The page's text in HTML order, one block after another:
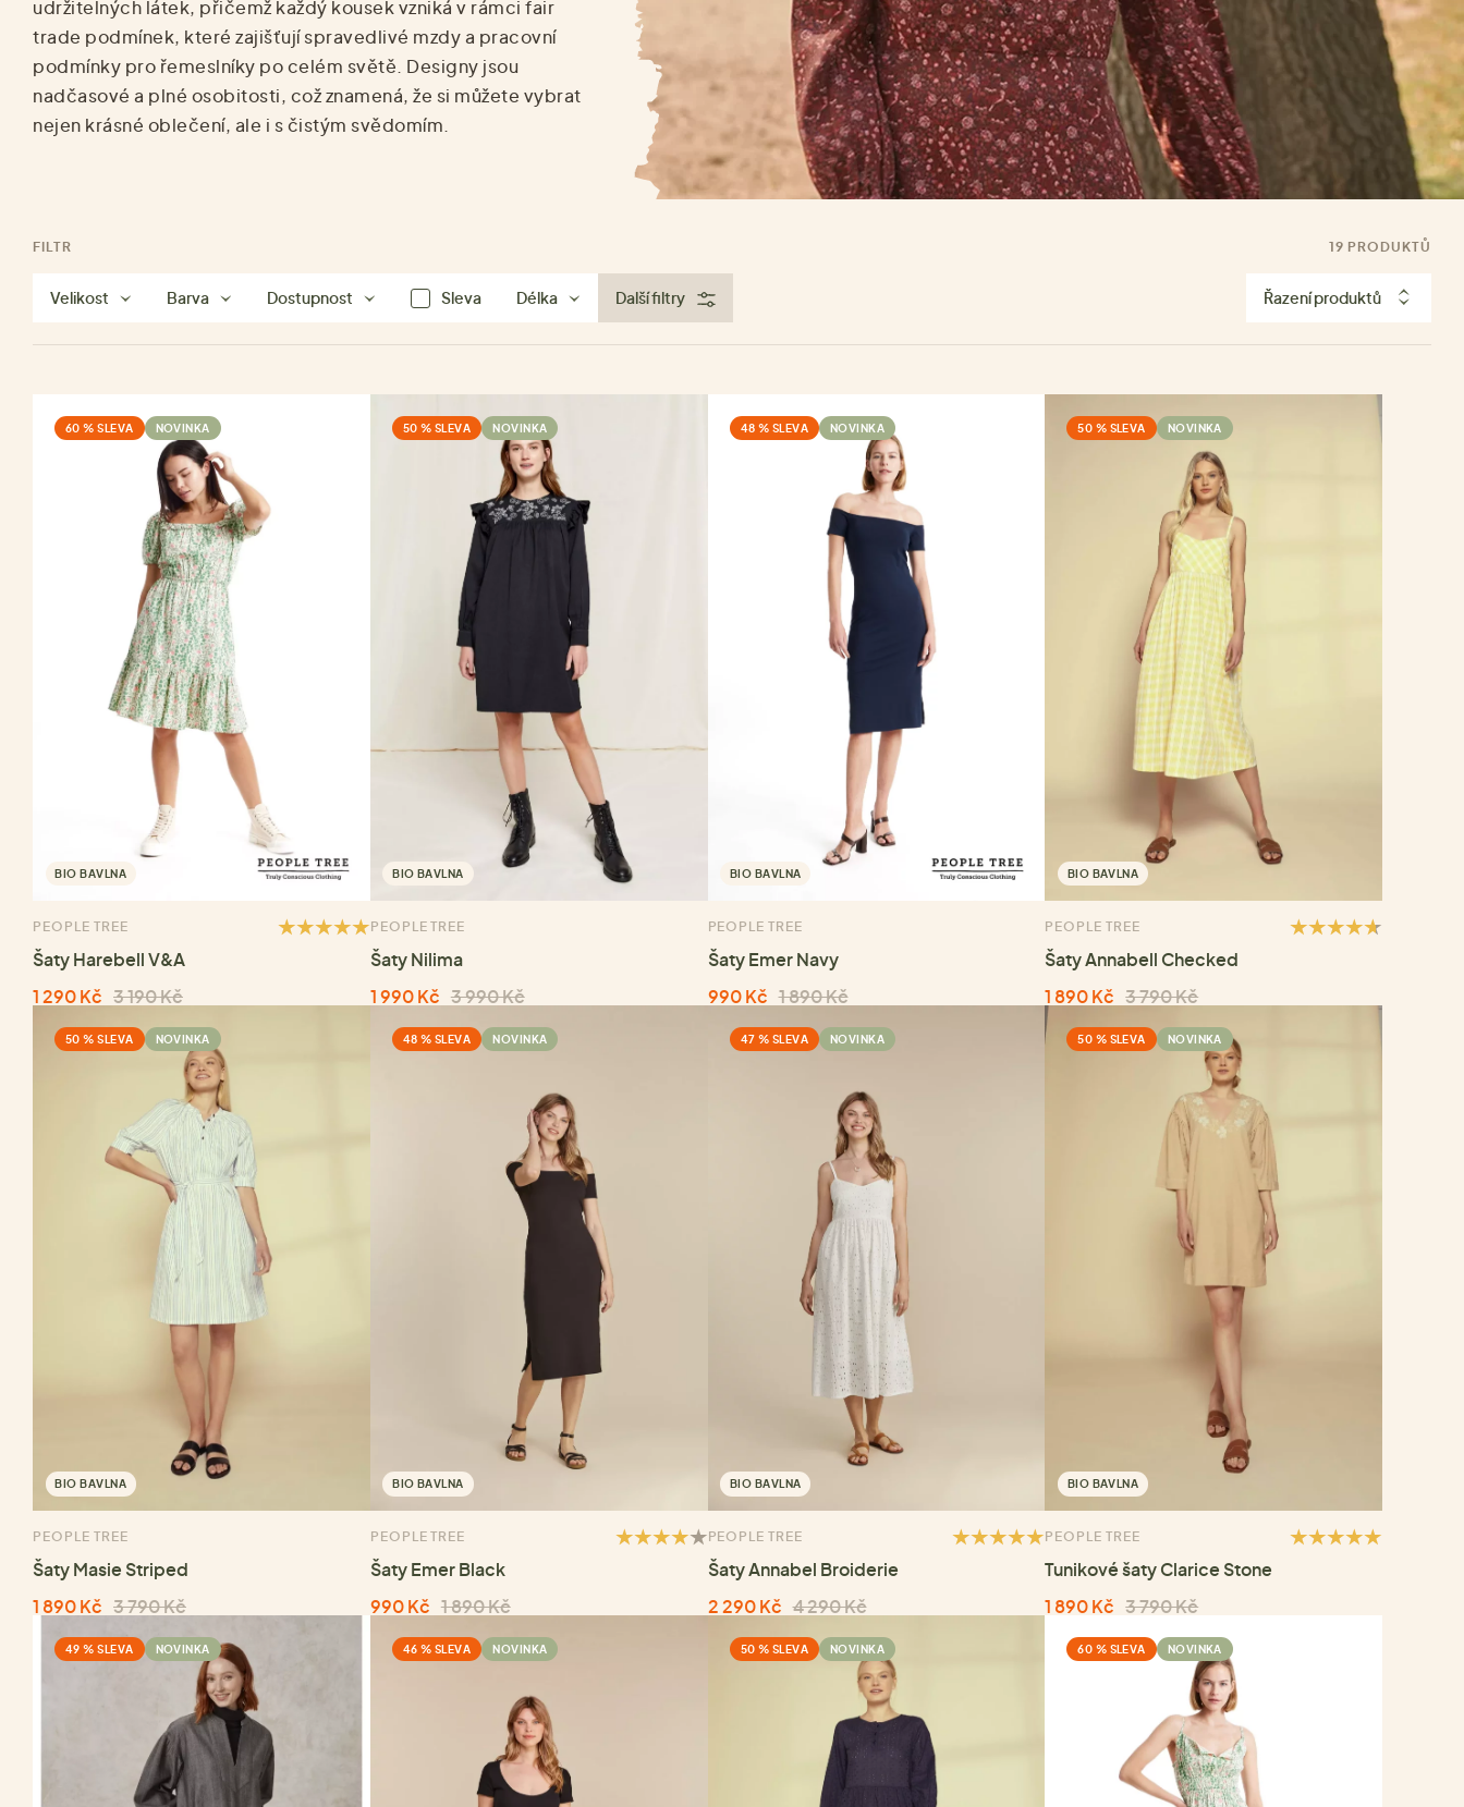
udržitelných látek, přičemž každý kousek vzniká v rámci fair
trade podmínek, které zajišťují spravedlivé mzdy a pracovní
podmínky pro řemeslníky po celém světě. Designy jsou
nadčasové a plné osobitosti, což znamená, že si můžete vybrat
nejen krásné oblečení, ale i s čistým svědomím.
FILTR
Velikost Barva Dostupnost Sleva Délka Další filtry
19 PRODUKTŮ
Řazení produktů
60 % SLEVA NOVINKA
BIO BAVLNA
PEOPLE TREE
Šaty Harebell V&A
1 290 Kč 3 190 Kč
50 % SLEVA NOVINKA
BIO BAVLNA
PEOPLE TREE
Šaty Nilima
1 990 Kč 3 990 Kč
48 % SLEVA NOVINKA
BIO BAVLNA
PEOPLE TREE
Šaty Emer Navy
990 Kč 1 890 Kč
50 % SLEVA NOVINKA
BIO BAVLNA
PEOPLE TREE
Šaty Annabell Checked
1 890 Kč 3 790 Kč
50 % SLEVA NOVINKA
BIO BAVLNA
PEOPLE TREE
Šaty Masie Striped
1 890 Kč 3 790 Kč
48 % SLEVA NOVINKA
BIO BAVLNA
PEOPLE TREE
Šaty Emer Black
990 Kč 1 890 Kč
47 % SLEVA NOVINKA
BIO BAVLNA
PEOPLE TREE
Šaty Annabel Broiderie
2 290 Kč 4 290 Kč
50 % SLEVA NOVINKA
BIO BAVLNA
PEOPLE TREE
Tunikové šaty Clarice Stone
1 890 Kč 3 790 Kč
49 % SLEVA NOVINKA 46 % SLEVA NOVINKA 50 % SLEVA NOVINKA 60 % SLEVA NOVINKA